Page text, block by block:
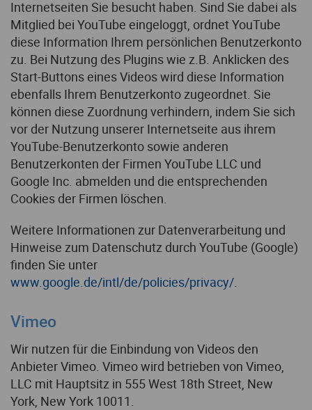
Internetseiten Sie besucht haben. Sind Sie dabei als
Mitglied bei YouTube eingeloggt, ordnet YouTube
diese Information Ihrem persönlichen Benutzerkonto
zu. Bei Nutzung des Plugins wie z.B. Anklicken des
Start-Buttons eines Videos wird diese Information
ebenfalls Ihrem Benutzerkonto zugeordnet. Sie
können diese Zuordnung verhindern, indem Sie sich
vor der Nutzung unserer Internetseite aus ihrem
YouTube-Benutzerkonto sowie anderen
Benutzerkonten der Firmen YouTube LLC und
Google Inc. abmelden und die entsprechenden
Cookies der Firmen löschen.
Weitere Informationen zur Datenverarbeitung und
Hinweise zum Datenschutz durch YouTube (Google)
finden Sie unter
www.google.de/intl/de/policies/privacy/.
Vimeo
Wir nutzen für die Einbindung von Videos den
Anbieter Vimeo. Vimeo wird betrieben von Vimeo,
LLC mit Hauptsitz in 555 West 18th Street, New
York, New York 10011.